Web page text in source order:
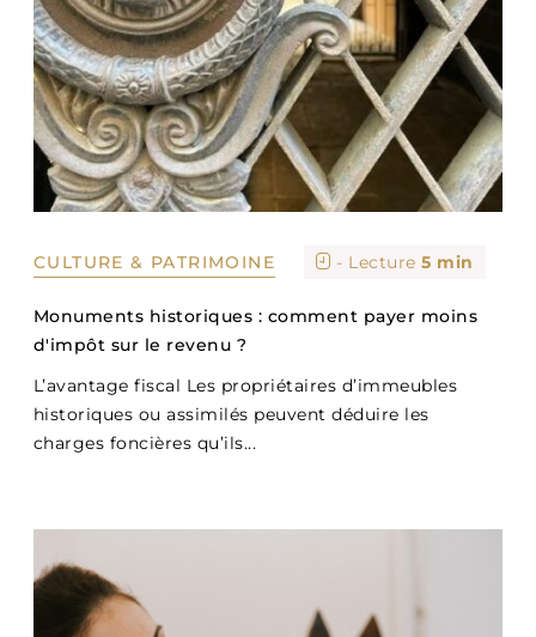
CULTURE & PATRIMOINE - Lecture5 min
Monuments historiques : comment payer moins
d'impôt sur le revenu ?
L’avantage fiscal Les propriétaires d’immeubles
historiques ou assimilés peuvent déduire les
charges foncières qu’ils...